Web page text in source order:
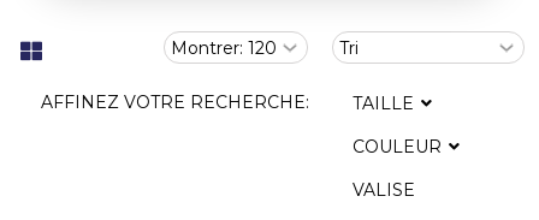
AFFINEZ VOTRE RECHERCHE:
TAILLE
COULEUR
VALISE